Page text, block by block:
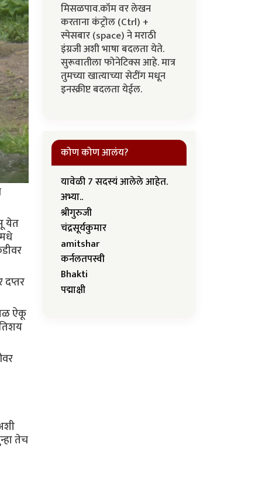
येत
ऐकू
तेच
मिसळपाव.कॉम वर लेखन
करताना कंट्रोल (Ctrl) +
स्पेसबार (space) ने मराठी
इंग्रजी अशी भाषा बदलता येते.
सुरूवातीला फोनेटिक्स आहे. मात्र
तुमच्या खात्याच्या सेटींग मधून
इनस्क्रीप्ट बदलता येईल.
कोण कोण आलंय?
यावेळी 7 सदस्यं आलेले आहेत.
अभ्या..
श्रीगुरुजी
चंद्रसूर्यकुमार
amitshar
कर्नलतपस्वी
Bhakti
पद्माक्षी